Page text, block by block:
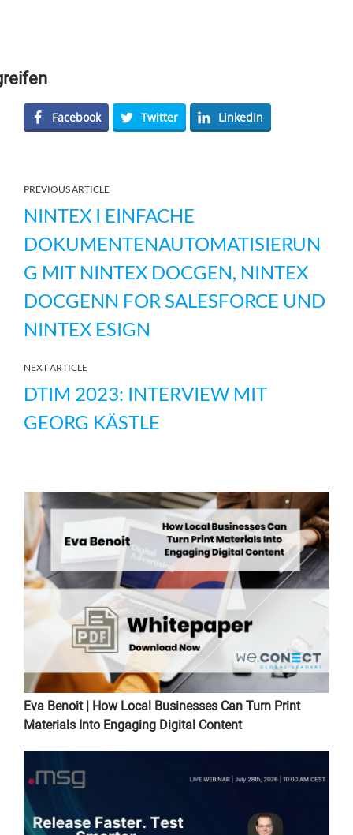
Facebook Twitter LinkedIn
PREVIOUS ARTICLE
NINTEX I EINFACHE
DOKUMENTENAUTOMATISIERUN
G MIT NINTEX DOCGEN, NINTEX
DOCGENN FOR SALESFORCE UND
NINTEX ESIGN
NEXT ARTICLE
DTIM 2023: INTERVIEW MIT
GEORG KÄSTLE
Eva Benoit | How Local Businesses Can Turn Print
Materials Into Engaging Digital Content